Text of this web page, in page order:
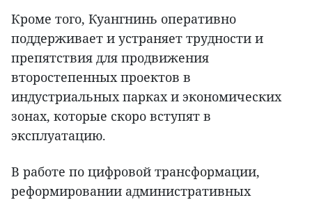
Кроме того, Куангнинь оперативно
поддерживает и устраняет трудности и
препятствия для продвижения
второстепенных проектов в
индустриальных парках и экономических
зонах, которые скоро вступят в
эксплуатацию.
В работе по цифровой трансформации,
реформировании административных